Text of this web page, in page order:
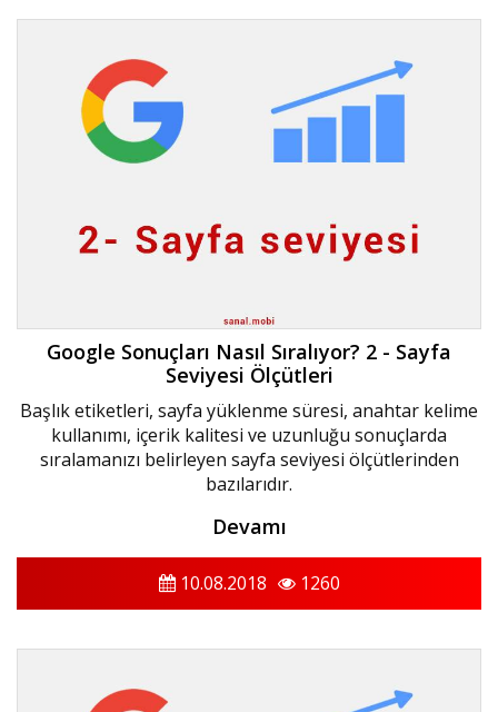
Google Sonuçları Nasıl Sıralıyor? 2 - Sayfa
Seviyesi Ölçütleri
Başlık etiketleri, sayfa yüklenme süresi, anahtar kelime
kullanımı, içerik kalitesi ve uzunluğu sonuçlarda
sıralamanızı belirleyen sayfa seviyesi ölçütlerinden
bazılarıdır.
Devamı
10.08.2018 1260